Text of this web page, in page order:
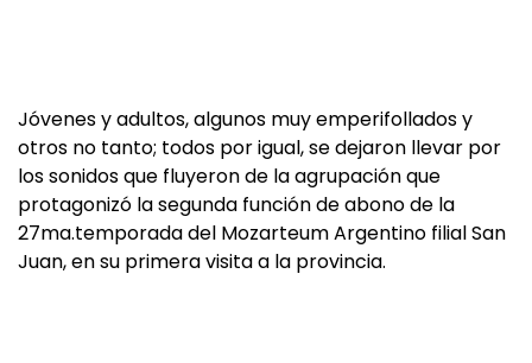
Jóvenes y adultos, algunos muy emperifollados y
otros no tanto; todos por igual, se dejaron llevar por
los sonidos que fluyeron de la agrupación que
protagonizó la segunda función de abono de la
27ma.temporada del Mozarteum Argentino filial San
Juan, en su primera visita a la provincia.